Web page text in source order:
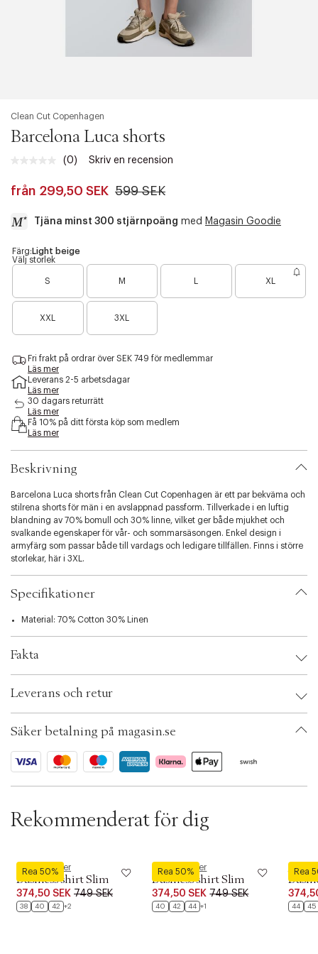
Clean Cut Copenhagen
Barcelona Luca shorts
Inget
Länk
till
sida.
(0) Skriv en recension
från 299,50 SEK 599 SEK
Tjäna minst 300 stjärnpoäng med Magasin Goodie
a
c
s
i
l
i
y
.
v
i
t
i
o
n
.
s
e
t
i
o
n
Färg: Light beige
Välj storlek
S M XL
XXL
r
n
r
f
k
r
3XL
Fri frakt på ordrar över SEK 749 för medlemmar
Läs mer
Leverans 2-5 arbetsdagar
Läs mer
30 dagars returrätt
Läs mer
Få 10% på ditt första köp som medlem
Läs mer
Beskrivning
Barcelona Luca shorts från Clean Cut Copenhagen är ett par bekväma och
stilrena shorts för män i en avslappnad passform. Tillverkade i en luftig
blandning av 70% bomull och 30% linne, vilket ger både mjukhet och
svalkande egenskaper för vår- och sommarsäsongen. Enkel design i
armyfärg som passar både till vardags och ledigare tillfällen. Finns i större
storlekar, här i 3XL.
Specifikationer
Material: 70% Cotton 30% Linen
Fakta
EAN: 5715528189063
Ax numbers: 07140119
ID: BRDM78-013T
Leverans och retur
Säker betalning på magasin.se
Rekommenderat för dig
Rea 50%
Seidensticker
Business shirt Slim
374,50 SEK 749 SEK
38 40 42 +2
Rea 50%
Seidensticker
Business shirt Slim
374,50 SEK 749 SEK
40 42 44 +1
Rea
44 45